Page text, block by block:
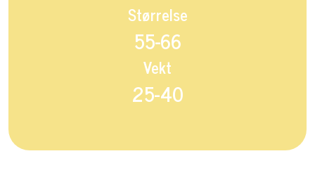
Størrelse
55-66
Vekt
25-40